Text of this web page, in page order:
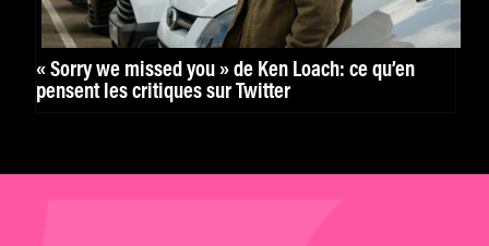
« Sorry we missed you » de Ken Loach: ce qu’en
pensent les critiques sur Twitter